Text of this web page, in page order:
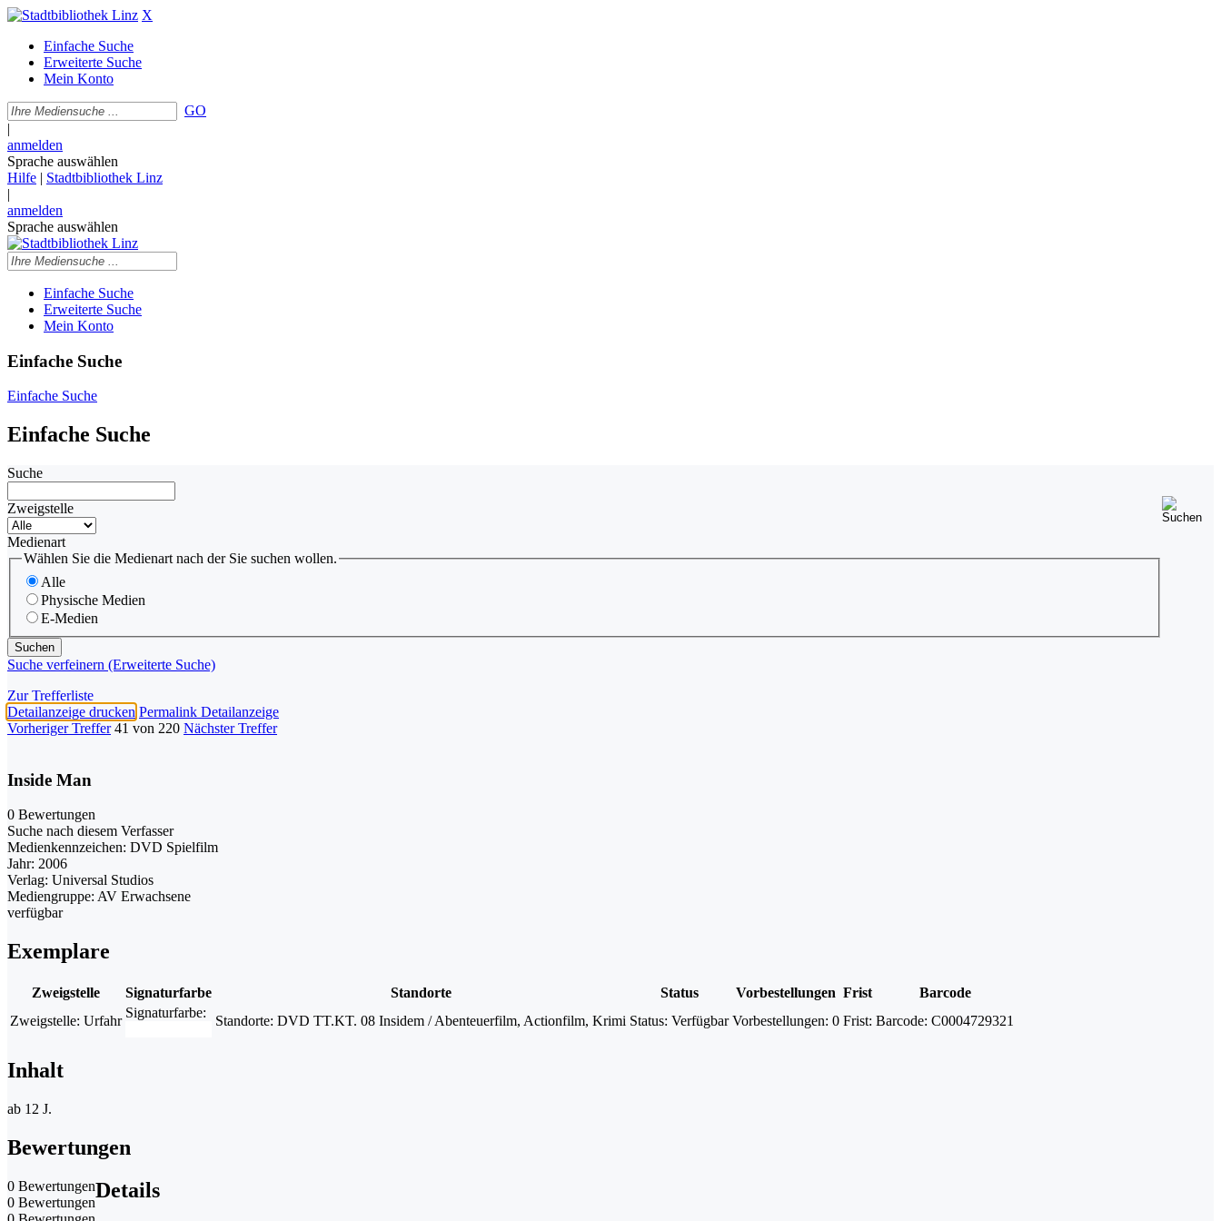
X
Einfache Suche
Erweiterte Suche
Mein Konto
GO
|
anmelden
Sprache auswählen
Hilfe | Stadtbibliothek Linz
|
anmelden
Sprache auswählen
Einfache Suche
Erweiterte Suche
Mein Konto
Einfache Suche
Einfache Suche
Einfache Suche
Suche
Zweigstelle
Medienart
Wählen Sie die Medienart nach der Sie suchen wollen.
Alle
Physische Medien
E-Medien
Suche verfeinern (Erweiterte Suche)
Zur Trefferliste
Detailanzeige drucken Permalink Detailanzeige
Vorheriger Treffer 41 von 220 Nächster Treffer
Inside Man
0 Bewertungen
Suche nach diesem Verfasser
Medienkennzeichen: DVD Spielfilm
Jahr: 2006
Verlag: Universal Studios
Mediengruppe: AV Erwachsene
verfügbar
Exemplare
Zweigstelle Signaturfarbe Standorte Status Vorbestellungen Frist
Barcode
Zweigstelle: Urfahr
Signaturfarbe:
Standorte: DVD TT.KT. 08 Insidem / Abenteuerfilm, Actionfilm, Krimi Status: Verfügbar Vorbestellungen: 0 Frist: Barcode: C0004729321
Inhalt
ab 12 J.
Bewertungen
0 Bewertungen
0 Bewertungen
Details